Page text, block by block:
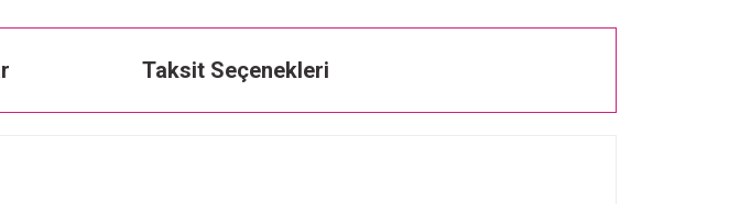
Taksit Seçenekleri